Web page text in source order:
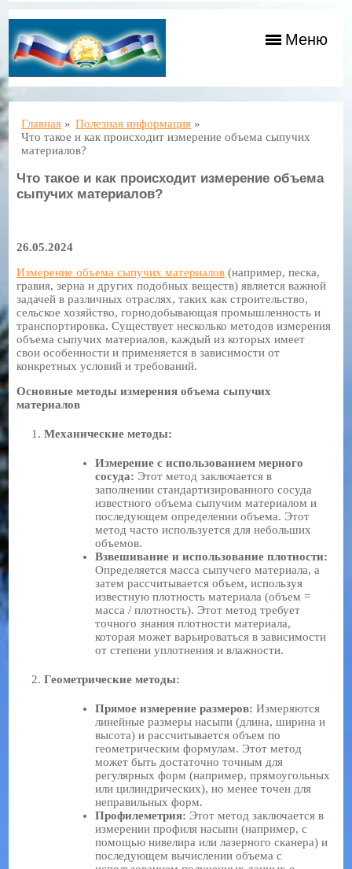
Меню
Главная » Полезная информация »
Что такое и как происходит измерение объема сыпучих
материалов?
Что такое и как происходит измерение объема
сыпучих материалов?
26.05.2024
Измерение объема сыпучих материалов (например, песка,
гравия, зерна и других подобных веществ) является важной
задачей в различных отраслях, таких как строительство,
сельское хозяйство, горнодобывающая промышленность и
транспортировка. Существует несколько методов измерения
объема сыпучих материалов, каждый из которых имеет
свои особенности и применяется в зависимости от
конкретных условий и требований.
Основные методы измерения объема сыпучих
материалов
Механические методы:
Измерение с использованием мерного
сосуда: Этот метод заключается в
заполнении стандартизированного сосуда
известного объема сыпучим материалом и
последующем определении объема. Этот
метод часто используется для небольших
объемов.
Взвешивание и использование плотности:
Определяется масса сыпучего материала, а
затем рассчитывается объем, используя
известную плотность материала (объем =
масса / плотность). Этот метод требует
точного знания плотности материала,
которая может варьироваться в зависимости
от степени уплотнения и влажности.
Геометрические методы:
Прямое измерение размеров: Измеряются
линейные размеры насыпи (длина, ширина и
высота) и рассчитывается объем по
геометрическим формулам. Этот метод
может быть достаточно точным для
регулярных форм (например, прямоугольных
или цилиндрических), но менее точен для
неправильных форм.
Профилеметрия: Этот метод заключается в
измерении профиля насыпи (например, с
помощью нивелира или лазерного сканера) и
последующем вычислении объема с